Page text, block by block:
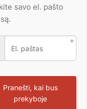
savo el. pašto
Pranešti, kai bus
prekyboje